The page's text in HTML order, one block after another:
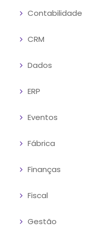
Contabilidade
CRM
Dados
ERP
Eventos
Fábrica
Finanças
Fiscal
Gestão